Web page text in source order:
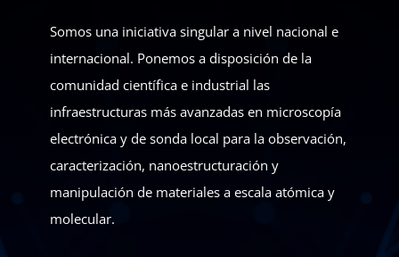
Somos una iniciativa singular a nivel nacional e
internacional. Ponemos a disposición de la
comunidad científica e industrial las
infraestructuras más avanzadas en microscopía
electrónica y de sonda local para la observación,
caracterización, nanoestructuración y
manipulación de materiales a escala atómica y
molecular.